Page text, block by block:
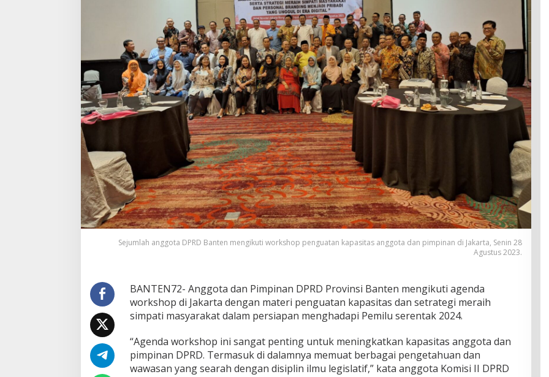
Sejumlah anggota DPRD Banten mengikuti workshop penguatan kapasitas anggota dan pimpinan di Jakarta, Senin 28
Agustus 2023.
BANTEN72- Anggota dan Pimpinan DPRD Provinsi Banten mengikuti agenda
workshop di Jakarta dengan materi penguatan kapasitas dan setrategi meraih
simpati masyarakat dalam persiapan menghadapi Pemilu serentak 2024.
“Agenda workshop ini sangat penting untuk meningkatkan kapasitas anggota dan
pimpinan DPRD. Termasuk di dalamnya memuat berbagai pengetahuan dan
wawasan yang searah dengan disiplin ilmu legislatif,” kata anggota Komisi II DPRD